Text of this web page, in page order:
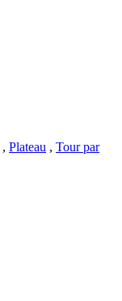
, Plateau , Tour par